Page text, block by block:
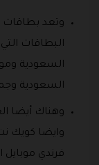
وتعد بطاقات
البطاقات
السعودية
السعودية
وهناك أيضا
وايضا كويك
فرندي